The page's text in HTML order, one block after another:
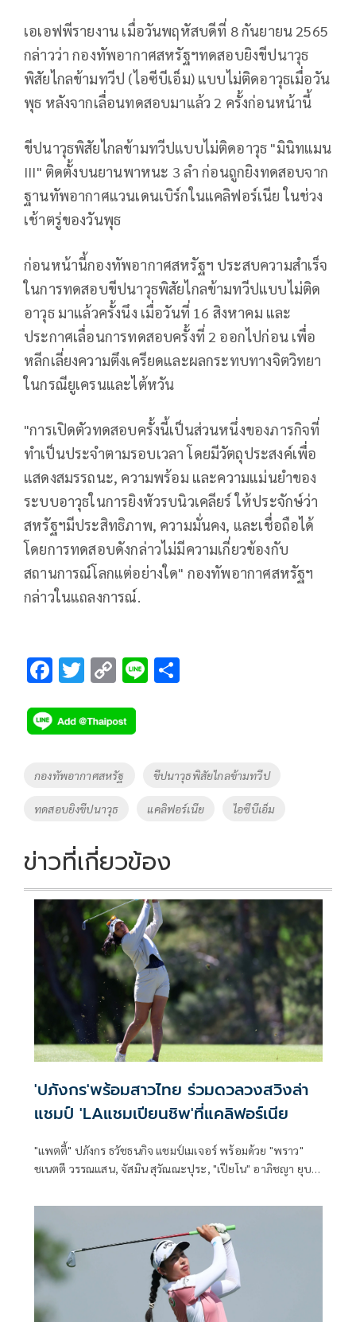
เอเอฟพีรายงาน เมื่อวันพฤหัสบดีที่ 8 กันยายน 2565
กล่าวว่า กองทัพอากาศสหรัฐฯทดสอบยิงขีปนาวุธ
พิสัยไกลข้ามทวีป (ไอซีบีเอ็ม) แบบไม่ติดอาวุธเมื่อวัน
พุธ หลังจากเลื่อนทดสอบมาแล้ว 2 ครั้งก่อนหน้านี้
ขีปนาวุธพิสัยไกลข้ามทวีปแบบไม่ติดอาวุธ "มินิทแมน
III" ติดตั้งบนยานพาหนะ 3 ลำ ก่อนถูกยิงทดสอบจาก
ฐานทัพอากาศแวนเดนเบิร์กในแคลิฟอร์เนีย ในช่วง
เช้าตรู่ของวันพุธ
ก่อนหน้านี้กองทัพอากาศสหรัฐฯ ประสบความสำเร็จ
ในการทดสอบขีปนาวุธพิสัยไกลข้ามทวีปแบบไม่ติด
อาวุธ มาแล้วครั้งนึง เมื่อวันที่ 16 สิงหาคม และ
ประกาศเลื่อนการทดสอบครั้งที่ 2 ออกไปก่อน เพื่อ
หลีกเลี่ยงความตึงเครียดและผลกระทบทางจิตวิทยา
ในกรณียูเครนและไต้หวัน
"การเปิดตัวทดสอบครั้งนี้เป็นส่วนหนึ่งของภารกิจที่
ทำเป็นประจำตามรอบเวลา โดยมีวัตถุประสงค์เพื่อ
แสดงสมรรถนะ, ความพร้อม และความแม่นยำของ
ระบบอาวุธในการยิงหัวรบนิวเคลียร์ ให้ประจักษ์ว่า
สหรัฐฯมีประสิทธิภาพ, ความมั่นคง, และเชื่อถือได้
โดยการทดสอบดังกล่าวไม่มีความเกี่ยวข้องกับ
สถานการณ์โลกแต่อย่างใด" กองทัพอากาศสหรัฐฯ
กล่าวในแถลงการณ์.
F
e
b
o
k
T
tt
er
C
p
y
Li
k
Li
Tags
กองทัพอากาศสหรัฐ ขีปนาวุธพิสัยไกลข้ามทวีป
ทดสอบยิงขีปนาวุธ แคลิฟอร์เนีย ไอซีบีเอ็ม
ข่าวที่เกี่ยวข้อง
'ปภังกร'พร้อมสาวไทย ร่วมดวลวงสวิงล่า
แชมป์ 'LAแชมเปียนชิพ'ที่แคลิฟอร์เนีย
"แพตตี้" ปภังกร ธวัชธนกิจ แชมป์เมเจอร์ พร้อมด้วย "พราว"
ชเนตตี วรรณแสน, จัสมิน สุวัณณะปุระ, "เปียโน" อาภิชญา ยุบล,
แข่งขันไล่ล่าแชมป์รายการ “เจเอ็ม อีเกิล แอลเอ แชมเปียนชิพ
พรีเซ็นเต็ด บาย พลาสต์โพร” ที่รัฐแคลิฟอร์เนีย ประเทศ
สหรัฐอเมริกา